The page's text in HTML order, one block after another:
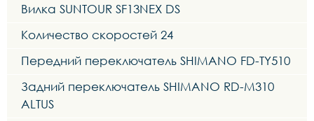
Вилка SUNTOUR SF13NEX DS
Количество скоростей 24
Передний переключатель SHIMANO FD-TY510
Задний переключатель SHIMANO RD-M310
ALTUS